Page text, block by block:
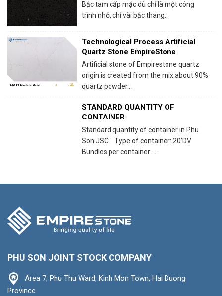
Bậc tam cấp mặc dù chỉ là một công
trình nhỏ, chỉ vài bậc thang...
Technological Process Artificial
Quartz Stone EmpireStone
Artificial stone of Empirestone quartz
origin is created from the mix about 90%
quartz powder...
STANDARD QUANTITY OF
CONTAINER
Standard quantity of container in Phu
Son JSC. Type of container: 20’DV
Bundles per container:...
PHU SON JOINT STOCK COMPANY
Area 7, Phu Thu Ward, Kinh Mon Town, Hai Duong
Province